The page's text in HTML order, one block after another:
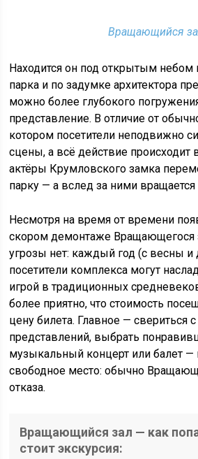
Вращающийся
Находится он под открытым небом
парка и по задумке архитектора
можно более глубокого
представление. В отличие от
котором посетители неподвижно
сцены, а всё действие происходит
актёры Крумловского замка
парку — а вслед за ними вращается
Несмотря на время от времени
скором демонтаже Вращающегося
угрозы нет: каждый год (с весны
посетители комплекса могут
игрой в традиционных
более приятно, что стоимость
цену билета. Главное — свериться
представлений, выбрать
музыкальный концерт или балет —
свободное место: обычно
отказа.
Вращающийся зал — как
стоит экскурсия: